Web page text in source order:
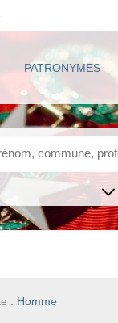
PATRONYMES
: Homme